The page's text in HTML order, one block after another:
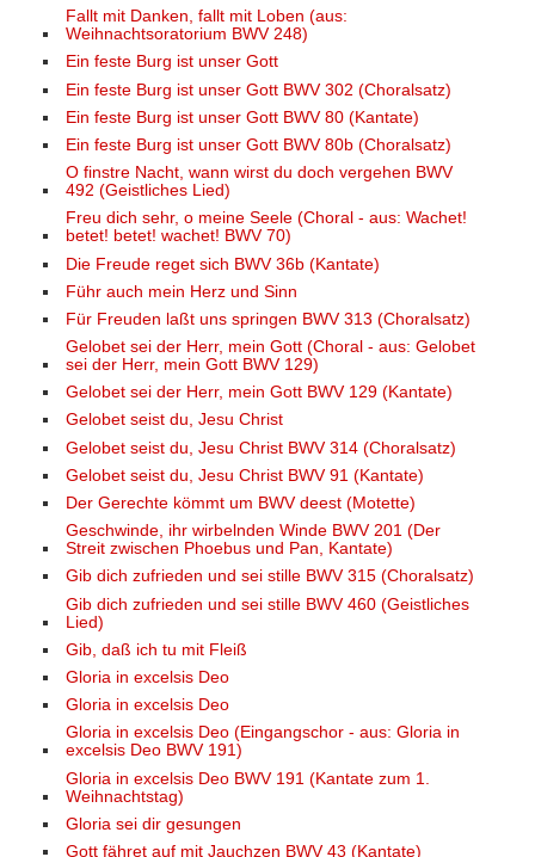
Fallt mit Danken, fallt mit Loben (aus:
Weihnachtsoratorium BWV 248)
Ein feste Burg ist unser Gott
Ein feste Burg ist unser Gott BWV 302 (Choralsatz)
Ein feste Burg ist unser Gott BWV 80 (Kantate)
Ein feste Burg ist unser Gott BWV 80b (Choralsatz)
O finstre Nacht, wann wirst du doch vergehen BWV
492 (Geistliches Lied)
Freu dich sehr, o meine Seele (Choral - aus: Wachet!
betet! betet! wachet! BWV 70)
Die Freude reget sich BWV 36b (Kantate)
Führ auch mein Herz und Sinn
Für Freuden laßt uns springen BWV 313 (Choralsatz)
Gelobet sei der Herr, mein Gott (Choral - aus: Gelobet
sei der Herr, mein Gott BWV 129)
Gelobet sei der Herr, mein Gott BWV 129 (Kantate)
Gelobet seist du, Jesu Christ
Gelobet seist du, Jesu Christ BWV 314 (Choralsatz)
Gelobet seist du, Jesu Christ BWV 91 (Kantate)
Der Gerechte kömmt um BWV deest (Motette)
Geschwinde, ihr wirbelnden Winde BWV 201 (Der
Streit zwischen Phoebus und Pan, Kantate)
Gib dich zufrieden und sei stille BWV 315 (Choralsatz)
Gib dich zufrieden und sei stille BWV 460 (Geistliches
Lied)
Gib, daß ich tu mit Fleiß
Gloria in excelsis Deo
Gloria in excelsis Deo
Gloria in excelsis Deo (Eingangschor - aus: Gloria in
excelsis Deo BWV 191)
Gloria in excelsis Deo BWV 191 (Kantate zum 1.
Weihnachtstag)
Gloria sei dir gesungen
Gott fähret auf mit Jauchzen BWV 43 (Kantate)